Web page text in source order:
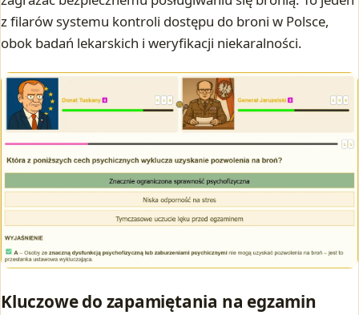
z filarów systemu kontroli dostępu do broni w Polsce,
obok badań lekarskich i weryfikacji niekaralności.
Kluczowe do zapamiętania na egzamin